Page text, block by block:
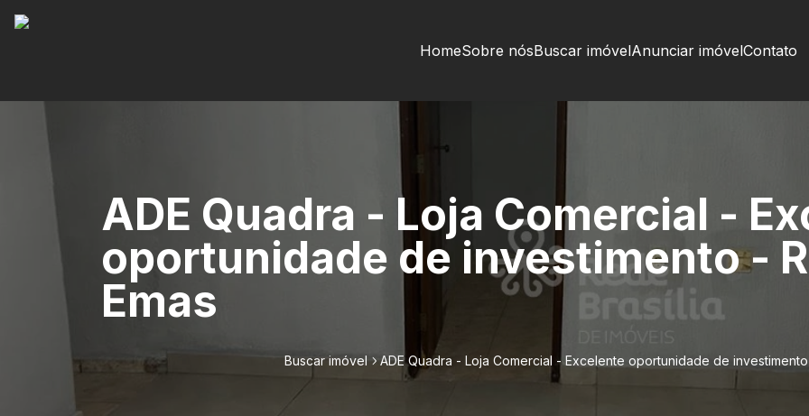
HomeSobre nósBuscar imóvelAnunciar imóvelContato
ADE Quadra - Loja Comercial -
oportunidade de investimento -
Emas
Buscar imóvel ADE Quadra - Loja Comercial - Excelente oportunidade de